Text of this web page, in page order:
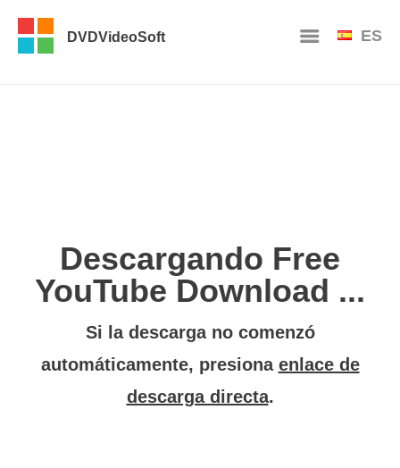
DVDVideoSoft ES
Descargando Free
YouTube Download ...
Si la descarga no comenzó
automáticamente, presiona enlace de
descarga directa.